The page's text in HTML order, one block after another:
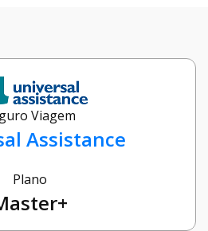
Viagem
Assistance
Plano